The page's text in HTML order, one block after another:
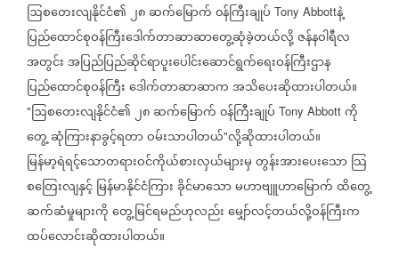
ဩစတေးလျနိုင်ငံ၏၂၈ဆက်မြောက်၀န်ကြီးချုပ် Tony Abbottနဲ့
ပြည်ထောင်စုဝန်ကြီးဒေါက်တာဆာဆာတွေ့ဆုံခဲ့တယ်လို့ဇန်နဝါရီလ
အတွင်းအပြည်ပြည်ဆိုင်ရာပူးပေါင်းဆောင်ရွက်ရေးဝန်ကြီးဌာန
ပြည်ထောင်စုဝန်ကြီးဒေါက်တာဆာဆာကအသိပေးဆိုထားပါတယ်။
"ဩစတေးလျနိုင်ငံ၏၂၈ဆက်မြောက်၀န်ကြီးချုပ် Tony Abbott ကို
တွေ့ဆုံကြားနာခွင့်ရတာဝမ်းသာပါတယ်"လို့ဆိုထားပါတယ်။
မြန်မာ့ရဲရင့်သောတရားဝင်ကိုယ်စားလှယ်များမှတွန်းအားပေးသောသြ
စတြေးလျနှင့်မြန်မာနိုင်ငံကြားခိုင်မာသောမဟာဗျူဟာမြောက်ထိတွေ့
ဆက်ဆံမှုများကိုတွေ့မြင်ရမည်ဟုလည်းမျှော်လင့်တယ်လို့ဝန်ကြီးက
ထပ်လောင်းဆိုထားပါတယ်။